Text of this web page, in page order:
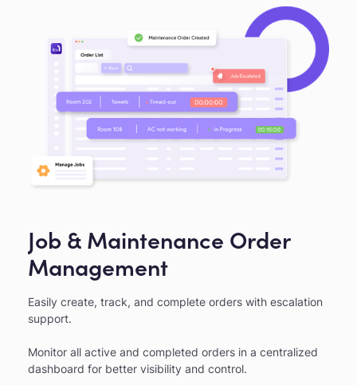
Job & Maintenance Order
Management
Easily create, track, and complete orders with escalation
support.
Monitor all active and completed orders in a centralized
dashboard for better visibility and control.